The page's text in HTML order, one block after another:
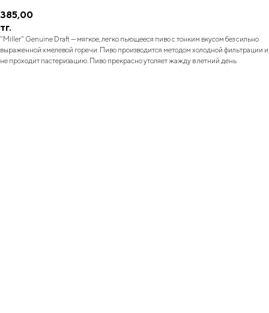
385,00
тг.
"Miller" Genuine Draft — мягкое, легко пьющееся пиво с тонким вкусом без сильно
выраженной хмелевой горечи. Пиво производится методом холодной фильтрации и
не проходит пастеризацию. Пиво прекрасно утоляет жажду в летний день